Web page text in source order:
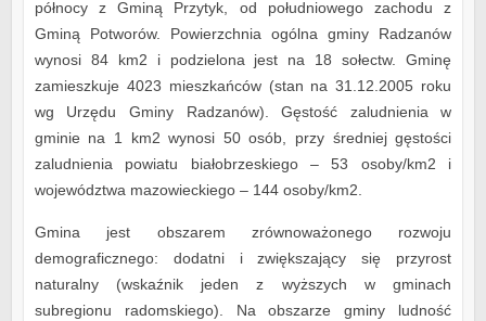
północy z Gminą Przytyk, od południowego zachodu z
Gminą Potworów. Powierzchnia ogólna gminy Radzanów
wynosi 84 km2 i podzielona jest na 18 sołectw. Gminę
zamieszkuje 4023 mieszkańców (stan na 31.12.2005 roku
wg Urzędu Gminy Radzanów). Gęstość zaludnienia w
gminie na 1 km2 wynosi 50 osób, przy średniej gęstości
zaludnienia powiatu białobrzeskiego – 53 osoby/km2 i
województwa mazowieckiego – 144 osoby/km2.
Gmina jest obszarem zrównoważonego rozwoju
demograficznego: dodatni i zwiększający się przyrost
naturalny (wskaźnik jeden z wyższych w gminach
subregionu radomskiego). Na obszarze gminy ludność